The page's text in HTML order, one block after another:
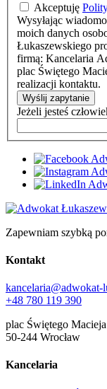
Akceptuję
Wysyłając
moich danych
Łukaszewskiego
firmą: Kancelaria
plac Świętego
realizacji kontaktu.
Wyślij zapytanie
Jeżeli jesteś
Zapewniam szybką
Kontakt
kancelaria@adwokat-
+48 780 119 390
plac Świętego
50-244 Wrocław
Kancelaria